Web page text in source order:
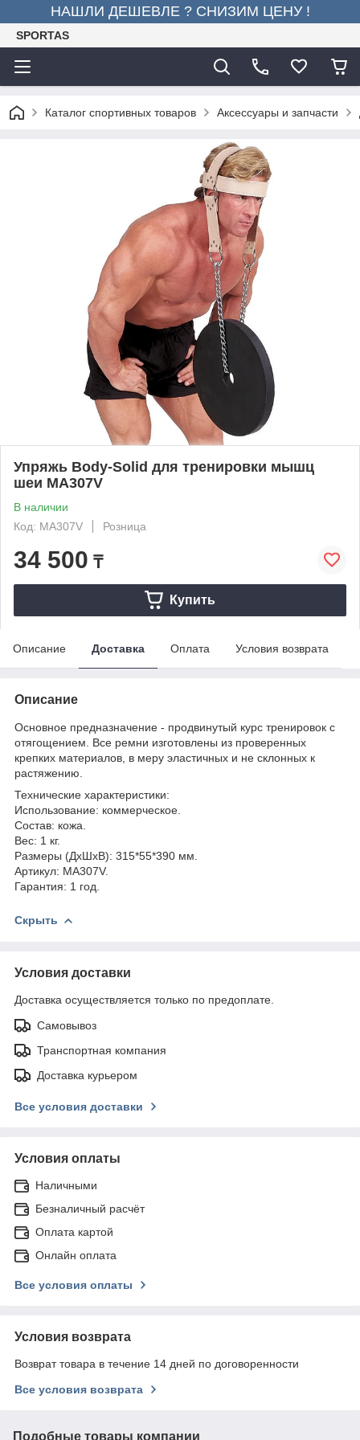
НАШЛИ ДЕШЕВЛЕ ? СНИЗИМ ЦЕНУ !
SPORTAS
Каталог спортивных товаров Аксессуары и запчасти
Упряжь Body-Solid для тренировки мышц
шеи MA307V
В наличии
Код: MA307V
Розница
34 500 ₸
Купить
Описание Доставка Оплата Условия возврата
Описание
Основное предназначение - продвинутый курс тренировок с
отягощением. Все ремни изготовлены из проверенных
крепких материалов, в меру эластичных и не склонных к
растяжению.
Технические характеристики:
Использование: коммерческое.
Состав: кожа.
Вес: 1 кг.
Размеры (ДхШхВ): 315*55*390 мм.
Артикул: MA307V.
Гарантия: 1 год.
Скрыть
Условия доставки
Доставка осуществляется только по предоплате.
Самовывоз
Транспортная компания
Доставка курьером
Все условия доставки
Условия оплаты
Наличными
Безналичный расчёт
Оплата картой
Онлайн оплата
Все условия оплаты
Условия возврата
Возврат товара в течение 14 дней по договоренности
Все условия возврата
Подобные товары компании